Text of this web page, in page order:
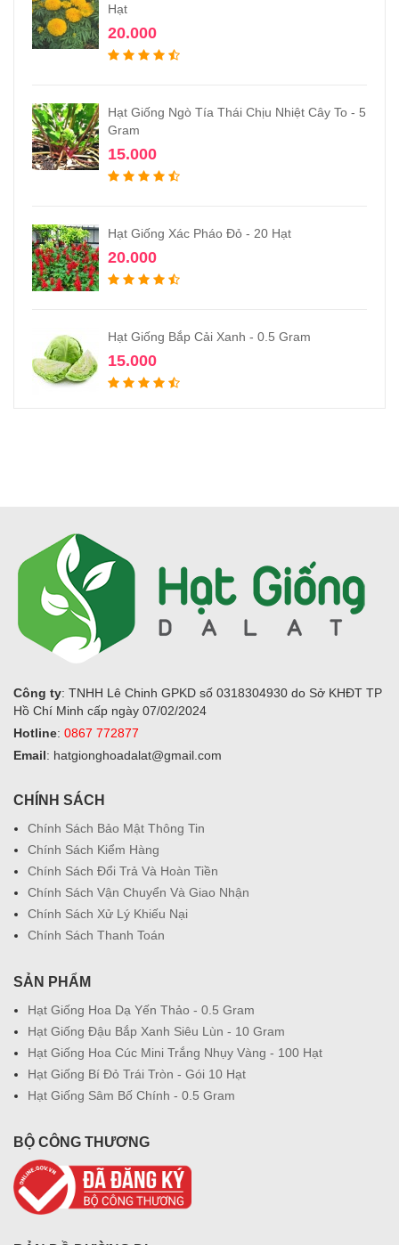
Hạt
20.000
Hạt Giống Ngò Tía Thái Chịu Nhiệt Cây To - 5
Gram
15.000
Hạt Giống Xác Pháo Đỏ - 20 Hạt
20.000
Hạt Giống Bắp Cải Xanh - 0.5 Gram
15.000
Công ty: TNHH Lê Chinh GPKD số 0318304930 do Sở KHĐT TP
Hồ Chí Minh cấp ngày 07/02/2024
Hotline: 0867 772877
Email: hatgionghoadalat@gmail.com
CHÍNH SÁCH
Chính Sách Bảo Mật Thông Tin
Chính Sách Kiểm Hàng
Chính Sách Đổi Trả Và Hoàn Tiền
Chính Sách Vận Chuyển Và Giao Nhận
Chính Sách Xử Lý Khiếu Nại
Chính Sách Thanh Toán
SẢN PHẨM
Hạt Giống Hoa Dạ Yến Thảo - 0.5 Gram
Hạt Giống Đậu Bắp Xanh Siêu Lùn - 10 Gram
Hạt Giống Hoa Cúc Mini Trắng Nhụy Vàng - 100 Hạt
Hạt Giống Bí Đỏ Trái Tròn - Gói 10 Hạt
Hạt Giống Sâm Bố Chính - 0.5 Gram
BỘ CÔNG THƯƠNG